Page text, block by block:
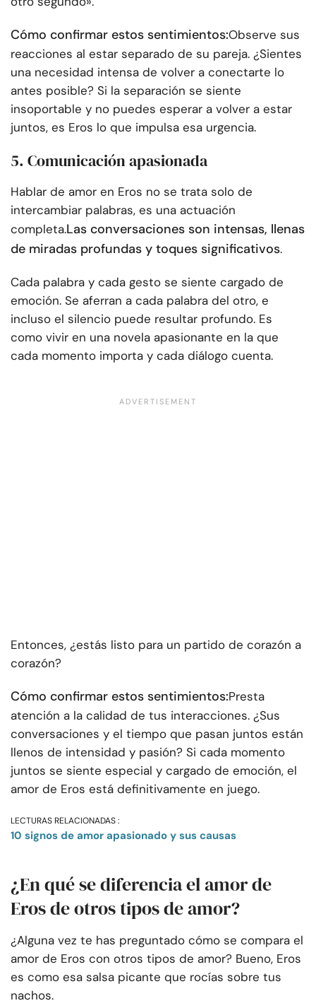
Cómo confirmar estos sentimientos:Observe sus
reacciones al estar separado de su pareja. ¿Sientes
una necesidad intensa de volver a conectarte lo
antes posible? Si la separación se siente
insoportable y no puedes esperar a volver a estar
juntos, es Eros lo que impulsa esa urgencia.
5. Comunicación apasionada
Hablar de amor en Eros no se trata solo de
intercambiar palabras, es una actuación
completa.Las conversaciones son intensas, llenas
de miradas profundas y toques significativos.
Cada palabra y cada gesto se siente cargado de
emoción. Se aferran a cada palabra del otro, e
incluso el silencio puede resultar profundo. Es
como vivir en una novela apasionante en la que
cada momento importa y cada diálogo cuenta.
Entonces, ¿estás listo para un partido de corazón a
corazón?
Cómo confirmar estos sentimientos:Presta
atención a la calidad de tus interacciones. ¿Sus
conversaciones y el tiempo que pasan juntos están
llenos de intensidad y pasión? Si cada momento
juntos se siente especial y cargado de emoción, el
amor de Eros está definitivamente en juego.
LECTURAS RELACIONADAS :
10 signos de amor apasionado y sus causas
¿En qué se diferencia el amor de
Eros de otros tipos de amor?
¿Alguna vez te has preguntado cómo se compara el
amor de Eros con otros tipos de amor? Bueno, Eros
es como esa salsa picante que rocías sobre tus
nachos.